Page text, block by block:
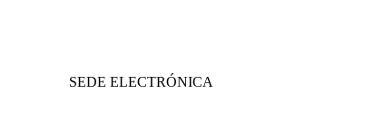
SEDE ELECTRÓNICA